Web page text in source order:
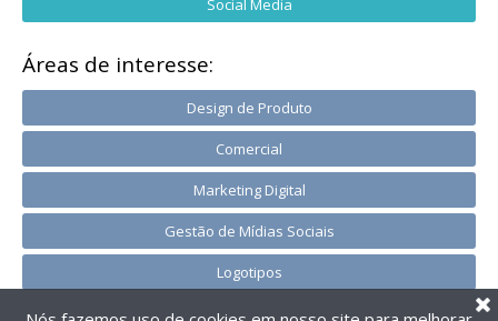
Social Media
Áreas de interesse:
Design de Produto
Comercial
Marketing Digital
Gestão de Mídias Sociais
Logotipos